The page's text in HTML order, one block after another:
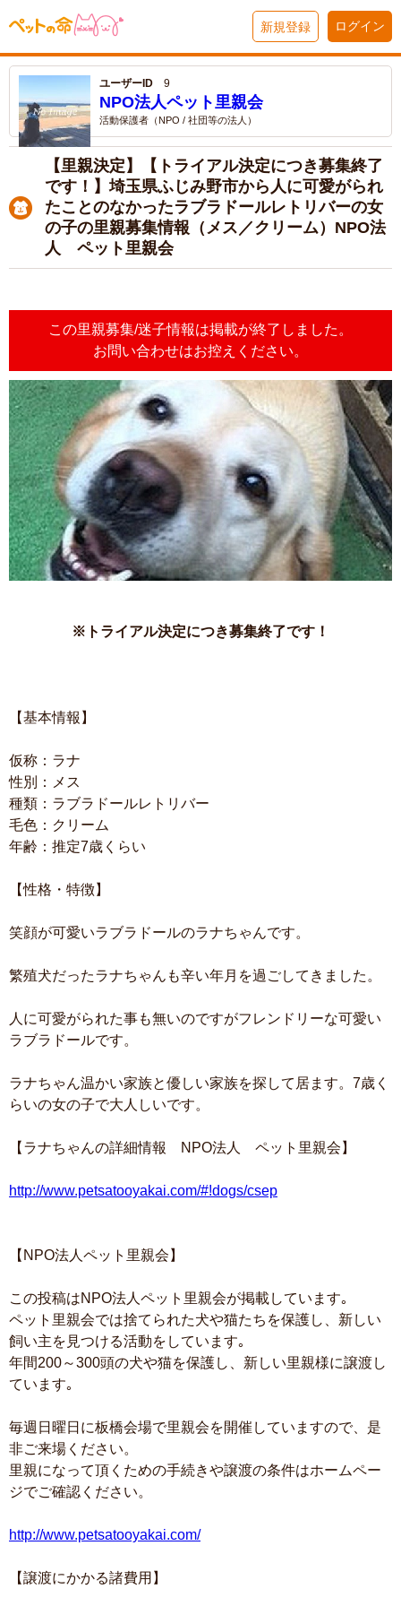
新規登録 ログイン
ユーザーID 9
NPO法人ペット里親会
活動保護者（NPO / 社団等の法人）
【里親決定】【トライアル決定につき募集終了
です！】埼玉県ふじみ野市から人に可愛がられ
たことのなかったラブラドールレトリバーの女
の子の里親募集情報（メス／クリーム）NPO法
人 ペット里親会
この里親募集/迷子情報は掲載が終了しました。
お問い合わせはお控えください。
※トライアル決定につき募集終了です！
【基本情報】
仮称：ラナ
性別：メス
種類：ラブラドールレトリバー
毛色：クリーム
年齢：推定7歳くらい
【性格・特徴】
笑顔が可愛いラブラドールのラナちゃんです。
繁殖犬だったラナちゃんも辛い年月を過ごしてきました。
人に可愛がられた事も無いのですがフレンドリーな可愛い
ラブラドールです。
ラナちゃん温かい家族と優しい家族を探して居ます。7歳く
らいの女の子で大人しいです。
【ラナちゃんの詳細情報 NPO法人 ペット里親会】
http://www.petsatooyakai.com/#!dogs/csep
【NPO法人ペット里親会】
この投稿はNPO法人ペット里親会が掲載しています｡
ペット里親会では捨てられた犬や猫たちを保護し、新しい
飼い主を見つける活動をしています｡
年間200～300頭の犬や猫を保護し、新しい里親様に譲渡し
ています｡
毎週日曜日に板橋会場で里親会を開催していますので、是
非ご来場ください。
里親になって頂くための手続きや譲渡の条件はホームペー
ジでご確認ください。
http://www.petsatooyakai.com/
【譲渡にかかる諸費用】